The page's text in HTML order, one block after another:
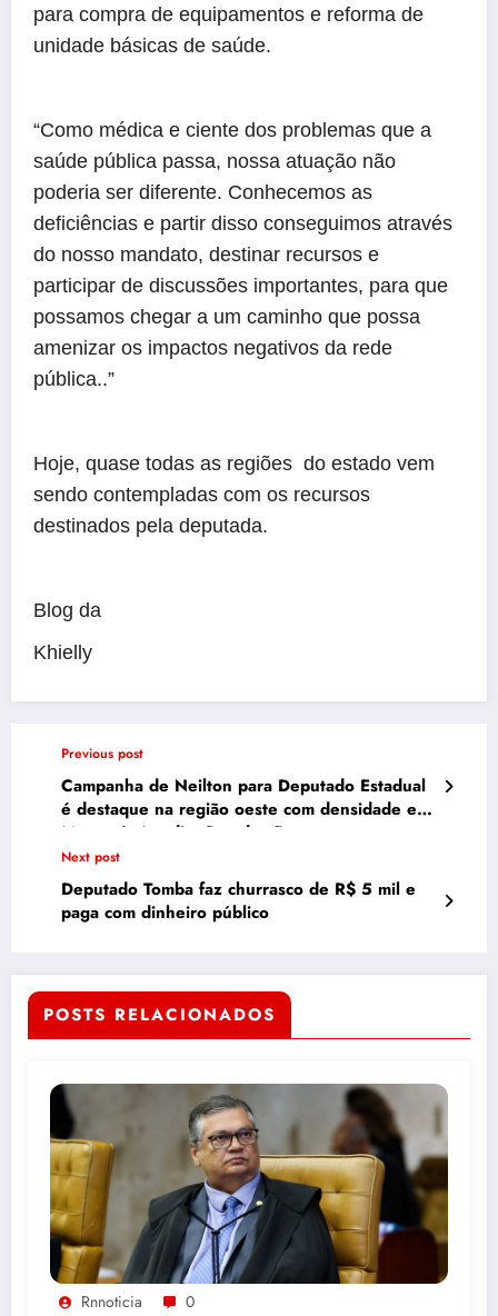
para compra de equipamentos e reforma de
unidade básicas de saúde.
“Como médica e ciente dos problemas que a
saúde pública passa, nossa atuação não
poderia ser diferente. Conhecemos as
deficiências e partir disso conseguimos através
do nosso mandato, destinar recursos e
participar de discussões importantes, para que
possamos chegar a um caminho que possa
amenizar os impactos negativos da rede
pública..”
Hoje, quase todas as regiões do estado vem
sendo contempladas com os recursos
destinados pela deputada.
Blog da
Khielly
Previous post
Campanha de Neilton para Deputado Estadual
é destaque na região oeste com densidade em
Mossoró, Apodi e Pau dos Ferros
Next post
Deputado Tomba faz churrasco de R$ 5 mil e
paga com dinheiro público
POSTS RELACIONADOS
Rnnoticia 0